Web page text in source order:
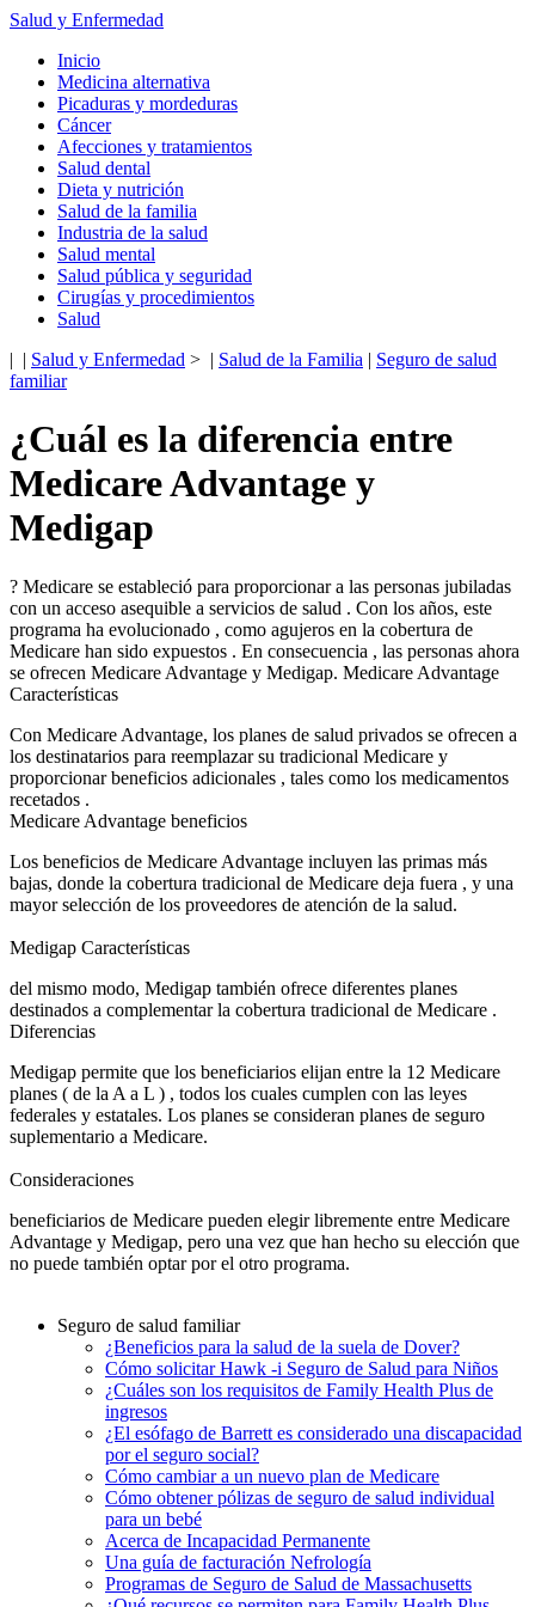
Salud y Enfermedad
Inicio
Medicina alternativa
Picaduras y mordeduras
Cáncer
Afecciones y tratamientos
Salud dental
Dieta y nutrición
Salud de la familia
Industria de la salud
Salud mental
Salud pública y seguridad
Cirugías y procedimientos
Salud
| | Salud y Enfermedad > | Salud de la Familia | Seguro de salud
familiar
¿Cuál es la diferencia entre
Medicare Advantage y
Medigap
? Medicare se estableció para proporcionar a las personas jubiladas
con un acceso asequible a servicios de salud . Con los años, este
programa ha evolucionado , como agujeros en la cobertura de
Medicare han sido expuestos . En consecuencia , las personas ahora
se ofrecen Medicare Advantage y Medigap. Medicare Advantage
Características
Con Medicare Advantage, los planes de salud privados se ofrecen a
los destinatarios para reemplazar su tradicional Medicare y
proporcionar beneficios adicionales , tales como los medicamentos
recetados .
Medicare Advantage beneficios
Los beneficios de Medicare Advantage incluyen las primas más
bajas, donde la cobertura tradicional de Medicare deja fuera , y una
mayor selección de los proveedores de atención de la salud.
Medigap Características
del mismo modo, Medigap también ofrece diferentes planes
destinados a complementar la cobertura tradicional de Medicare .
Diferencias
Medigap permite que los beneficiarios elijan entre la 12 Medicare
planes ( de la A a L ) , todos los cuales cumplen con las leyes
federales y estatales. Los planes se consideran planes de seguro
suplementario a Medicare.
Consideraciones
beneficiarios de Medicare pueden elegir libremente entre Medicare
Advantage y Medigap, pero una vez que han hecho su elección que
no puede también optar por el otro programa.
Seguro de salud familiar
¿Beneficios para la salud de la suela de Dover?
Cómo solicitar Hawk -i Seguro de Salud para Niños
¿Cuáles son los requisitos de Family Health Plus de
ingresos
¿El esófago de Barrett es considerado una discapacidad
por el seguro social?
Cómo cambiar a un nuevo plan de Medicare
Cómo obtener pólizas de seguro de salud individual
para un bebé
Acerca de Incapacidad Permanente
Una guía de facturación Nefrología
Programas de Seguro de Salud de Massachusetts